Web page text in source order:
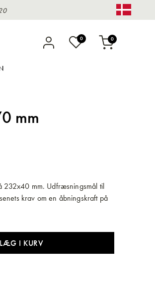
0
Indkøbskurv
0varer
mm
232x40 mm. Udfræsningsmål til
krav om en åbningskraft på
LÆG I KURV